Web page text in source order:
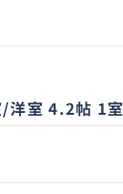
/洋室 4.2帖 1室